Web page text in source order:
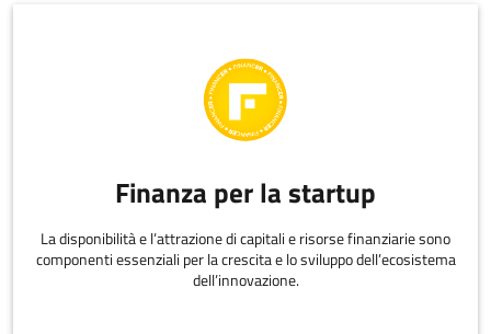
Finanza per la startup
La disponibilità e l’attrazione di capitali e risorse finanziarie sono
componenti essenziali per la crescita e lo sviluppo dell’ecosistema
dell’innovazione.